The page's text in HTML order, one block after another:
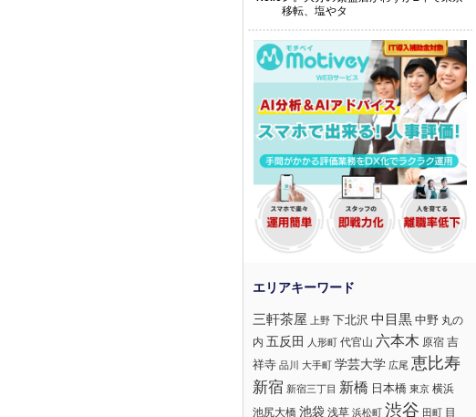
移転、塩やタ
三軒茶屋 上野 下北沢 中目黒中野 丸の
内 五反田 人形町 代官山 六本木 原宿 吉
祥寺 品川 大手町 学芸大学 広尾 恵比寿
新宿 新宿三丁目 新橋 日本橋 東京 横浜
池尻大橋 池袋浅草 浜松町 渋谷 田町 目